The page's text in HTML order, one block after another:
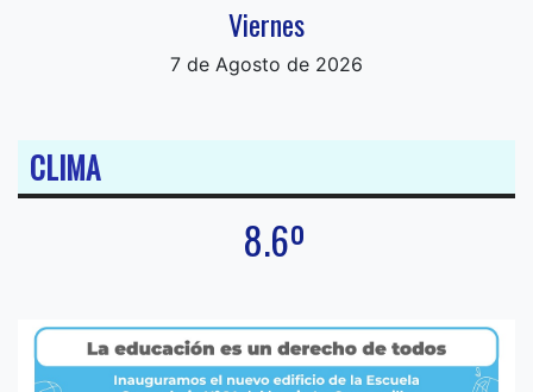
Viernes
7 de Agosto de 2026
CLIMA
8.6º